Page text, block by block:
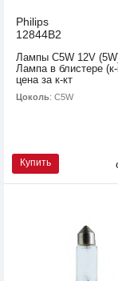
Philips
12844B2
Лампы C5W 12V
Лампа в блистере
цена за к-кт
Цоколь: C5W
Купить